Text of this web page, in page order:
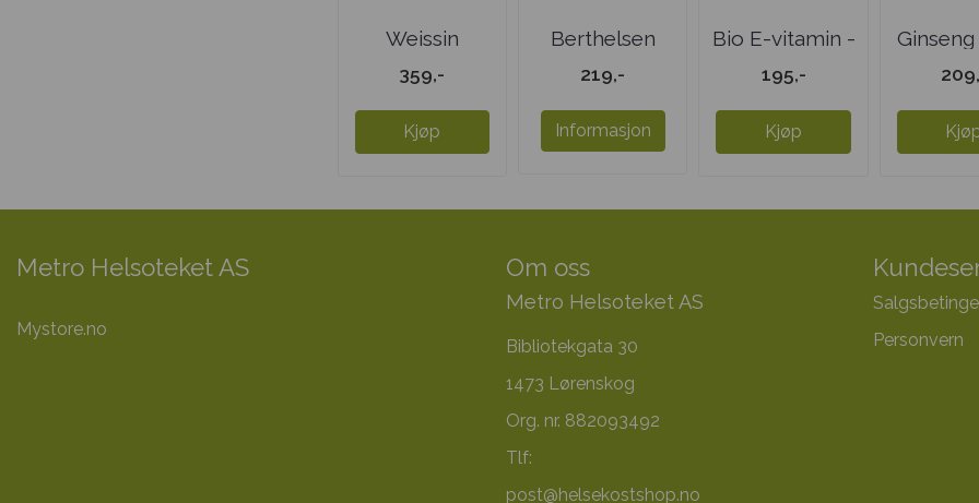
Weissin
Hvitløk
359,-
Kjøp
Berthelsen
Sink -
219,-
Informasjon
Bio E-vitamin -
240 mg
195,-
Kjøp
Metro Helsoteket AS
Mystore.no
Om oss
Metro Helsoteket AS
Bibliotekgata 30
1473 Lørenskog
Org. nr. 882093492
Tlf:
post@helsekostshop.no
Personvern